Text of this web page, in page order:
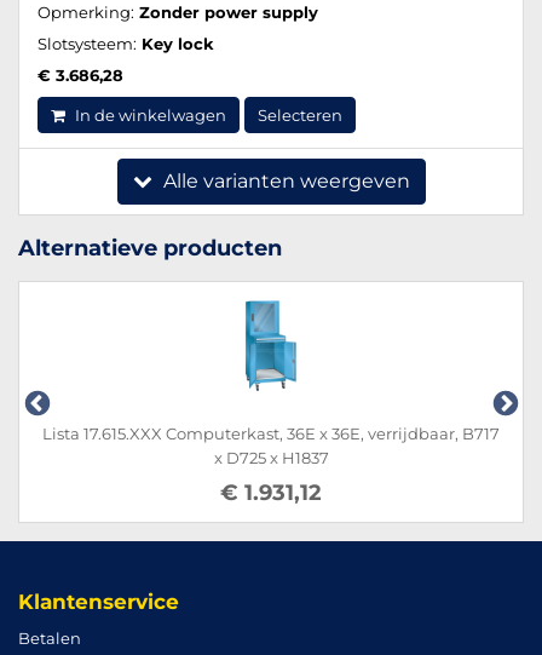
Opmerking: Zonder power supply
Slotsysteem: Key lock
€ 3.686,28
In de winkelwagen Selecteren
Alle varianten weergeven
Alternatieve producten
Lista 17.615.XXX Computerkast, 36E x 36E, verrijdbaar, B717
x D725 x H1837
€ 1.931,12
Klantenservice
Betalen